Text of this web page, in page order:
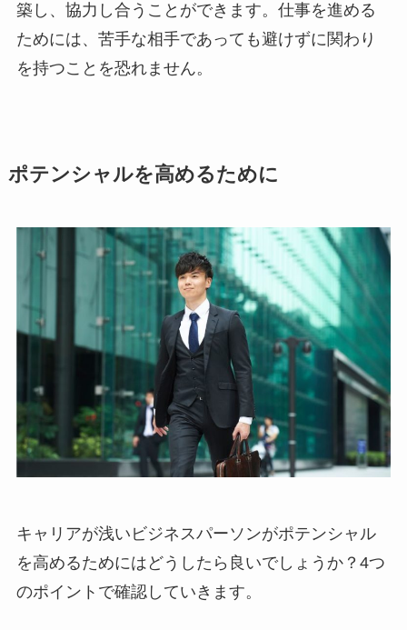
築し、協力し合うことができます。仕事を進める
ためには、苦手な相手であっても避けずに関わり
を持つことを恐れません。
ポテンシャルを高めるために
キャリアが浅いビジネスパーソンがポテンシャル
を高めるためにはどうしたら良いでしょうか？4つ
のポイントで確認していきます。